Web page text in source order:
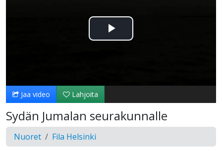
Toista
Jaa video Lahjoita
Sydän Jumalan seurakunnalle
Nuoret Fila Helsinki